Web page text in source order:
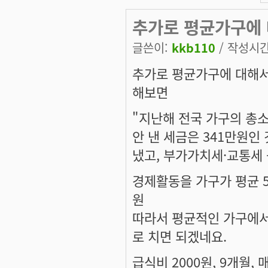
추가로 평균가구
글쓴이: kkb110 / 작성시
추가로 평균가구에 대해
해보면
"지난해 전국 가구의 총
안 낸 세금은 341만원인
냈고, 부가가치세·교통
경제활동을 가구가 평
원
따라서 평균적인 가구에
로 치면 되겠네요.
급식비 2000원, 9개월,